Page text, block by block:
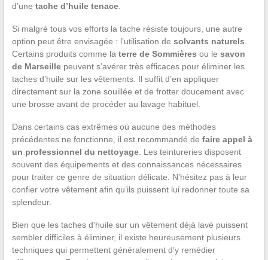
d’une tache d’huile tenace.
Si malgré tous vos efforts la tache résiste toujours, une autre
option peut être envisagée : l’utilisation de solvants naturels
Certains produits comme la terre de Sommières ou le savon
de Marseillepeuvent s’avérer très efficaces pour éliminer les
taches d’huile sur les vêtements. Il suffit d’en appliquer
directement sur la zone souillée et de frotter doucement avec
une brosse avant de procéder au lavage habituel.
Dans certains cas extrêmes où aucune des méthodes
précédentes ne fonctionne, il est recommandé de faire appel à
un professionnel du nettoyage. Les teintureries disposent
souvent des équipements et des connaissances nécessaires
pour traiter ce genre de situation délicate. N’hésitez pas à leur
confier votre vêtement afin qu’ils puissent lui redonner toute sa
splendeur.
Bien que les taches d’huile sur un vêtement déjà lavé puissent
sembler difficiles à éliminer, il existe heureusement plusieurs
techniques qui permettent généralement d’y remédier